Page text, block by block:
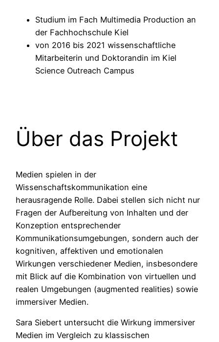
Studium im Fach Multimedia Production an
der Fachhochschule Kiel
von 2016 bis 2021 wissenschaftliche
Mitarbeiterin und Doktorandin im Kiel
Science Outreach Campus
Über das Projekt
Medien spielen in der
Wissenschaftskommunikation eine
herausragende Rolle. Dabei stellen sich nicht nur
Fragen der Aufbereitung von Inhalten und der
Konzeption entsprechender
Kommunikationsumgebungen, sondern auch der
kognitiven, affektiven und emotionalen
Wirkungen verschiedener Medien, insbesondere
mit Blick auf die Kombination von virtuellen und
realen Umgebungen (augmented realities) sowie
immersiver Medien.
Sara Siebert untersucht die Wirkung immersiver
Medien im Vergleich zu klassischen